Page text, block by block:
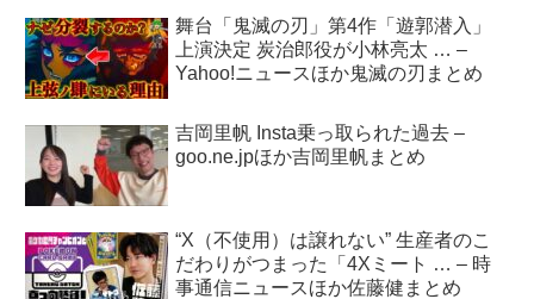
舞台「鬼滅の刃」第4作「遊郭潜入」
上演決定 炭治郎役が小林亮太 … –
Yahoo!ニュースほか鬼滅の刃まとめ
吉岡里帆 Insta乗っ取られた過去 –
goo.ne.jpほか吉岡里帆まとめ
“X（不使用）は譲れない” 生産者のこ
だわりがつまった「4Xミート … – 時
事通信ニュースほか佐藤健まとめ